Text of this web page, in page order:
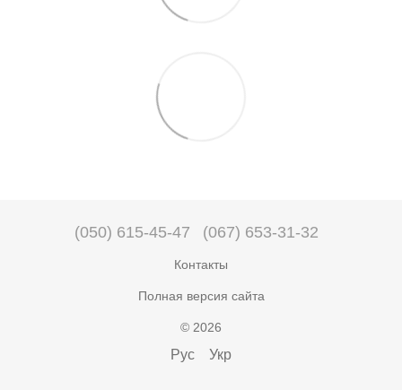
(050) 615-45-47 (067) 653-31-32
Контакты
Полная версия сайта
© 2026
Рус Укр